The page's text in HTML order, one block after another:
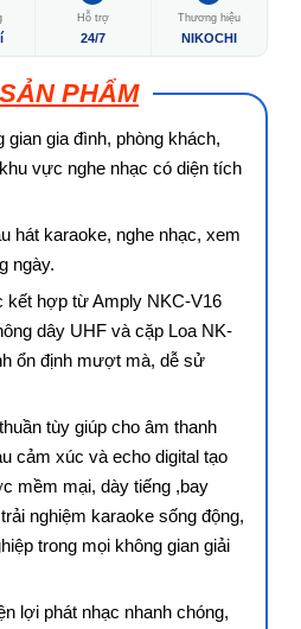
Hỗ trợ
24/7
Thương hiệu
NIKOCHI
PHẨM
gian gia đình, phòng khách,
vực nghe nhạc có diện tích
hát karaoke, nghe nhạc, xem
ngày.
kết hợp từ Amply NKC-V16
dây UHF và cặp Loa NK-
ổn định mượt mà, dễ sử
tùy giúp cho âm thanh
cảm xúc và echo digital tạo
mềm mại, dày tiếng ,bay
nghiệm karaoke sống động,
trong mọi không gian giải
lợi phát nhạc nhanh chóng,